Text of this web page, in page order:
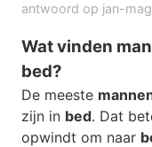
antwoord op jan-
Wat vinden
bed?
De meeste
zijn in bed. Dat
opwindt om naar